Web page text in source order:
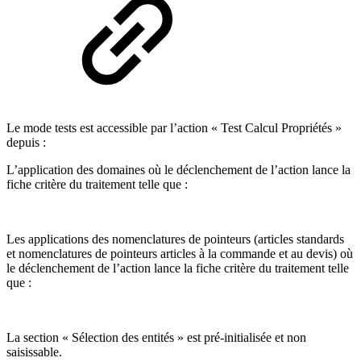
Le mode tests est accessible par l’action « Test Calcul Propriétés »
depuis :
L’application des domaines où le déclenchement de l’action lance la
fiche critère du traitement telle que :
Les applications des nomenclatures de pointeurs (articles standards
et nomenclatures de pointeurs articles à la commande et au devis) où
le déclenchement de l’action lance la fiche critère du traitement telle
que :
La section « Sélection des entités » est pré-initialisée et non
saisissable.